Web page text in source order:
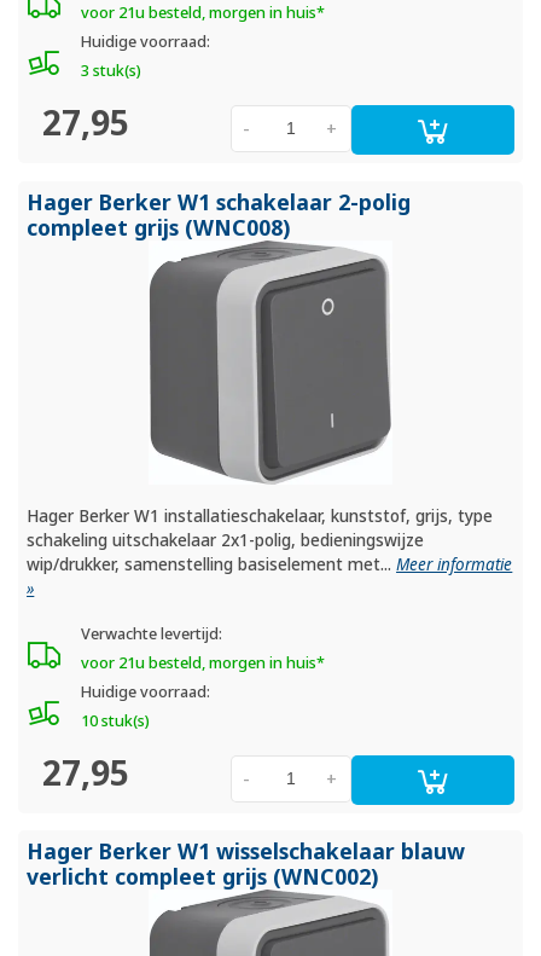
voor 21u besteld, morgen in huis*
Huidige voorraad:
3 stuk(s)
27,95 +
-
Hager Berker W1 schakelaar 2-polig
compleet grijs (WNC008)
Hager Berker W1 installatieschakelaar, kunststof, grijs, type
schakeling uitschakelaar 2x1-polig, bedieningswijze
wip/drukker, samenstelling basiselement met...Meer informatie
»
Verwachte levertijd:
voor 21u besteld, morgen in huis*
Huidige voorraad:
10 stuk(s)
27,95 +
-
Hager Berker W1 wisselschakelaar blauw
verlicht compleet grijs (WNC002)